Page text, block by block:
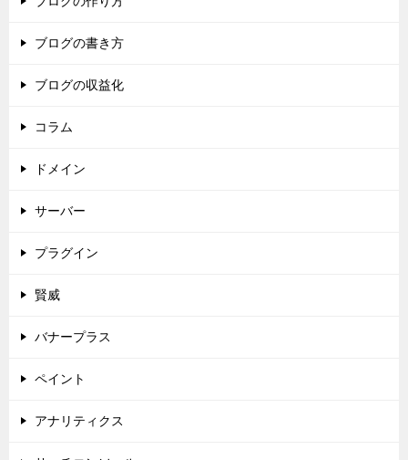
ブログの書き方
ブログの収益化
コラム
ドメイン
サーバー
プラグイン
賢威
バナープラス
ペイント
アナリティクス